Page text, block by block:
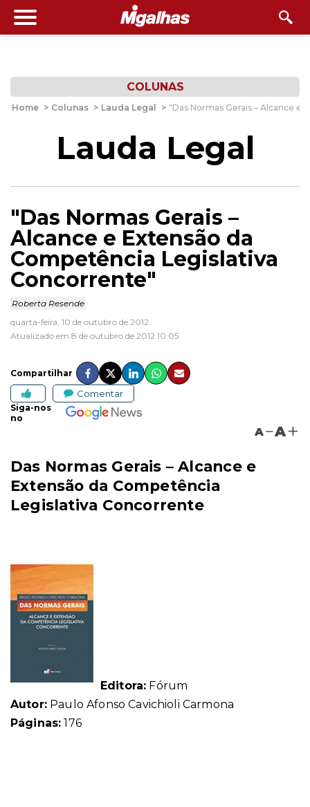
COLUNAS
Home > Colunas > Lauda Legal > "Das Normas Gerais – Alcance
Lauda Legal
"Das Normas Gerais –
Alcance e Extensão da
Competência Legislativa
Concorrente"
Roberta Resende
quarta-feira, 10 de outubro de 2012
Atualizado em 8 de outubro de 2012 10:05
Compartilhar
Comentar
Siga-nos
no
A A
Das Normas Gerais – Alcance e
Extensão da Competência
Legislativa Concorrente
Editora: Fórum
Autor:Paulo Afonso Cavichioli Carmona
Páginas: 176